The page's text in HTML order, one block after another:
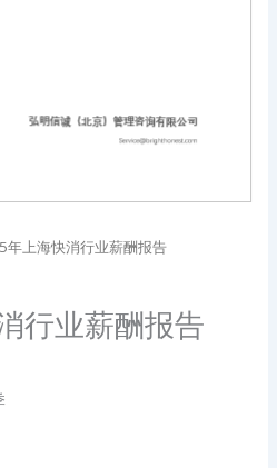
年上海快消行业薪酬报告
行业薪酬报告